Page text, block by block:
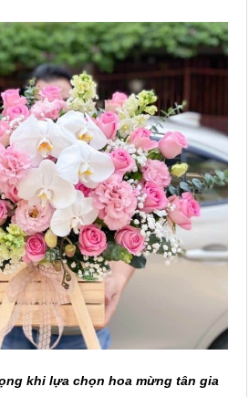
khi lựa chọn hoa mừng tân gia